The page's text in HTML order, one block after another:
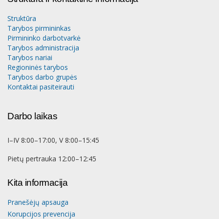
Struktūra
Tarybos pirmininkas
Pirmininko darbotvarkė
Tarybos administracija
Tarybos nariai
Regioninės tarybos
Tarybos darbo grupės
Kontaktai pasiteirauti
Darbo laikas
I–IV 8:00–17:00, V 8:00–15:45
Pietų pertrauka 12:00–12:45
Kita informacija
Pranešėjų apsauga
Korupcijos prevencija